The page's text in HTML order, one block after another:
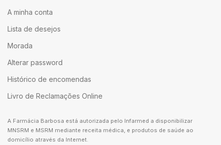
A minha conta
Lista de desejos
Morada
Alterar password
Histórico de encomendas
Livro de Reclamações Online
A Farmácia Barbosa está autorizada pelo Infarmed a disponibilizar
MNSRM e MSRM mediante receita médica, e produtos de saúde ao
domicílio através da Internet.